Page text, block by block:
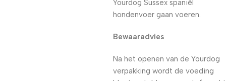
Yourdog Sussex spaniël
hondenvoer gaan voeren.
Bewaaradvies
Na het openen van de Yourdog
verpakking wordt de voeding